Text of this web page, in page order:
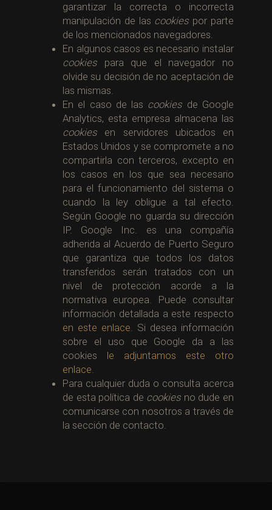
garantizar la correcta o incorrecta
manipulación de las cookies por parte
de los mencionados navegadores.
En algunos casos es necesario instalar
cookies para que el navegador no
olvide su decisión de no aceptación de
las mismas.
En el caso de las cookies de Google
Analytics, esta empresa almacena las
cookies en servidores ubicados en
Estados Unidos y se compromete a no
compartirla con terceros, excepto en
los casos en los que sea necesario
para el funcionamiento del sistema o
cuando la ley obligue a tal efecto.
Según Google no guarda su dirección
IP. Google Inc. es una compañía
adherida al Acuerdo de Puerto Seguro
que garantiza que todos los datos
transferidos serán tratados con un
nivel de protección acorde a la
normativa europea. Puede consultar
información detallada a este respecto
en este enlace. Si desea información
sobre el uso que Google da a las
cookies le adjuntamos este otro
enlace.
Para cualquier duda o consulta acerca
de esta política de cookies no dude en
comunicarse con nosotros a través de
la sección de contacto.